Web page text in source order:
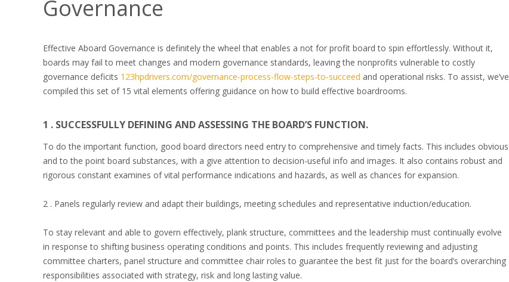
Governance
Effective Aboard Governance is definitely the wheel that enables a not for profit board to spin effortlessly. Without it,
boards may fail to meet changes and modern governance standards, leaving the nonprofits vulnerable to costly
governance deficits 123hpdrivers.com/governance-process-flow-steps-to-succeed and operational risks. To assist, we’ve
compiled this set of 15 vital elements offering guidance on how to build effective boardrooms.
1 . SUCCESSFULLY DEFINING AND ASSESSING THE BOARD’S FUNCTION.
To do the important function, good board directors need entry to comprehensive and timely facts. This includes obvious
and to the point board substances, with a give attention to decision-useful info and images. It also contains robust and
rigorous constant examines of vital performance indications and hazards, as well as chances for expansion.
2 . Panels regularly review and adapt their buildings, meeting schedules and representative induction/education.
To stay relevant and able to govern effectively, plank structure, committees and the leadership must continually evolve
in response to shifting business operating conditions and points. This includes frequently reviewing and adjusting
committee charters, panel structure and committee chair roles to guarantee the best fit just for the board’s overarching
responsibilities associated with strategy, risk and long lasting value.